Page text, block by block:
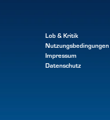
Lob & Kritik
Nutzungsbedingungen
Impressum
Datenschutz